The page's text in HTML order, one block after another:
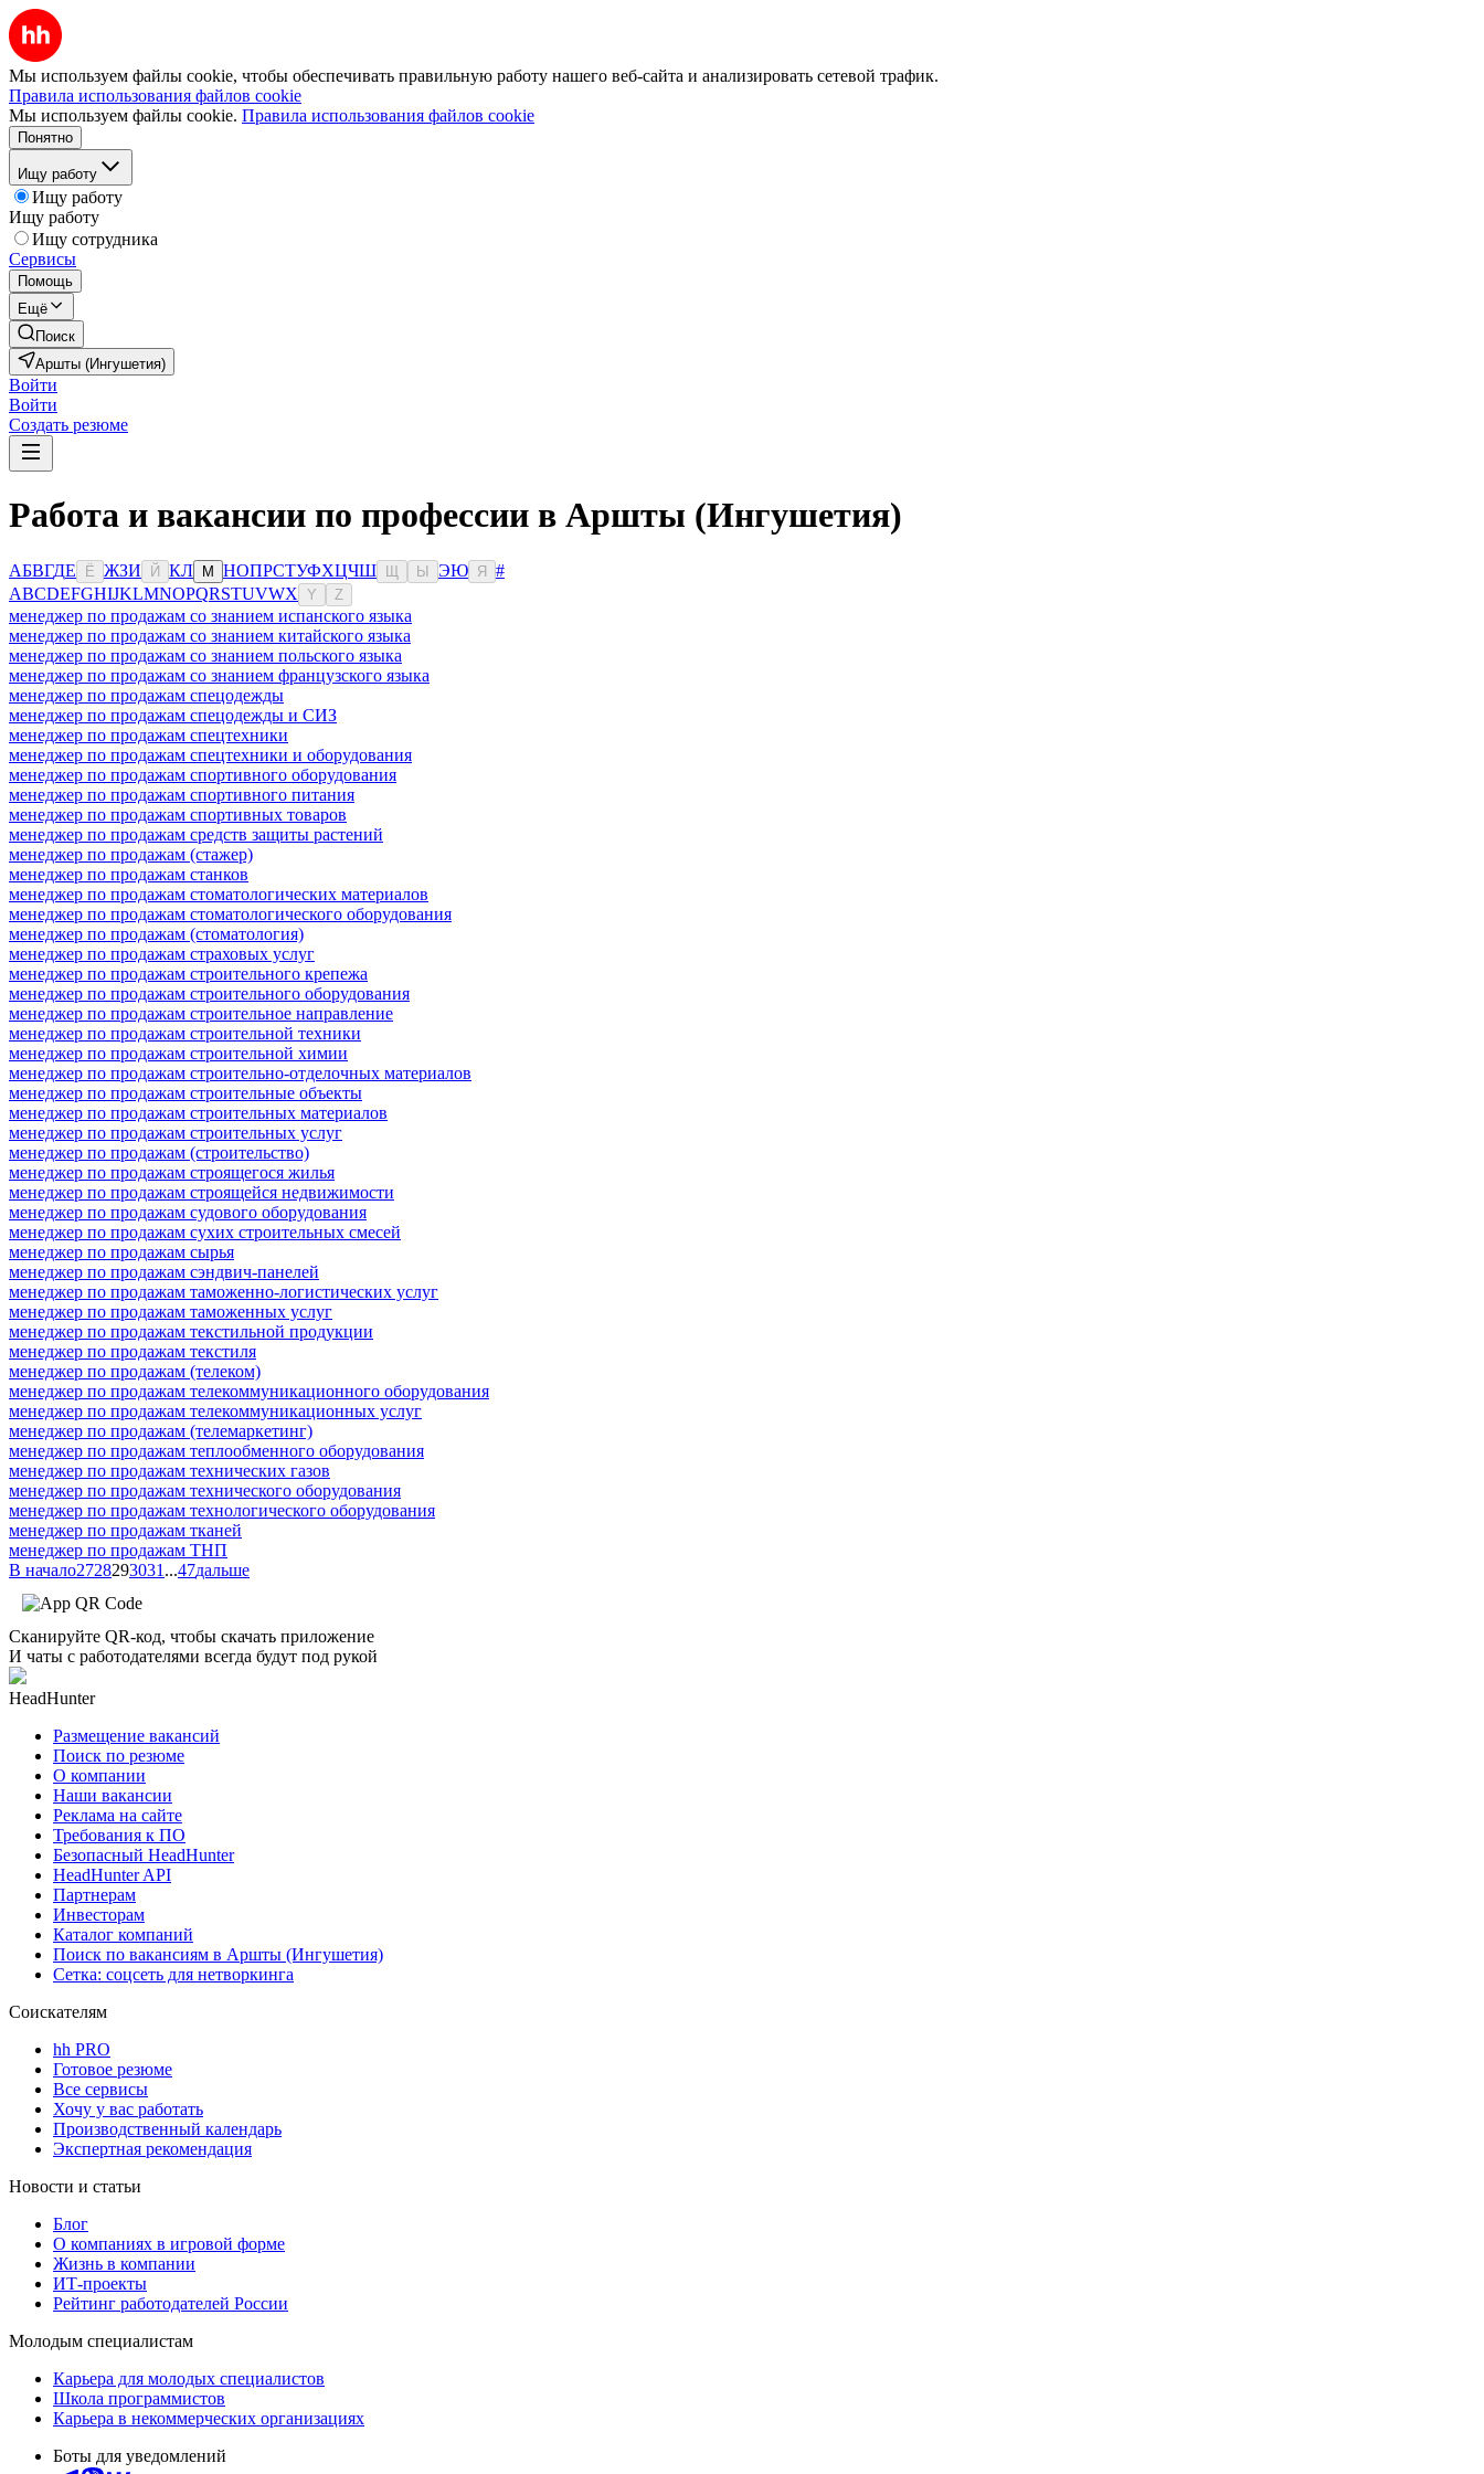
Мы используем файлы cookie, чтобы обеспечивать правильную работу нашего веб-сайта и анализировать сетевой трафик.
Правила использования файлов cookie
Мы используем файлы cookie. Правила использования файлов cookie
Понятно
Ищу работу
Ищу работу
Ищу работу
Ищу сотрудника
Сервисы
Помощь
Ещё
Поиск
Аршты (Ингушетия)
Войти
Войти
Создать резюме
Работа и вакансии по профессии в Аршты (Ингушетия)
АБВГДЕ Ё ЖЗИ Й КЛ М НОПРСТУФХЦЧШ Ы ЭЮ Я
#
ABCDEFGHIJKLMNOPQRSTUVWX Y Z
менеджер по продажам со знанием испанского языка
менеджер по продажам со знанием китайского языка
менеджер по продажам со знанием польского языка
менеджер по продажам со знанием французского языка
менеджер по продажам спецодежды
менеджер по продажам спецодежды и СИЗ
менеджер по продажам спецтехники
менеджер по продажам спецтехники и оборудования
менеджер по продажам спортивного оборудования
менеджер по продажам спортивного питания
менеджер по продажам спортивных товаров
менеджер по продажам средств защиты растений
менеджер по продажам (стажер)
менеджер по продажам станков
менеджер по продажам стоматологических материалов
менеджер по продажам стоматологического оборудования
менеджер по продажам (стоматология)
менеджер по продажам страховых услуг
менеджер по продажам строительного крепежа
менеджер по продажам строительного оборудования
менеджер по продажам строительное направление
менеджер по продажам строительной техники
менеджер по продажам строительной химии
менеджер по продажам строительно-отделочных материалов
менеджер по продажам строительные объекты
менеджер по продажам строительных материалов
менеджер по продажам строительных услуг
менеджер по продажам (строительство)
менеджер по продажам строящегося жилья
менеджер по продажам строящейся недвижимости
менеджер по продажам судового оборудования
менеджер по продажам сухих строительных смесей
менеджер по продажам сырья
менеджер по продажам сэндвич-панелей
менеджер по продажам таможенно-логистических услуг
менеджер по продажам таможенных услуг
менеджер по продажам текстильной продукции
менеджер по продажам текстиля
менеджер по продажам (телеком)
менеджер по продажам телекоммуникационного оборудования
менеджер по продажам телекоммуникационных услуг
менеджер по продажам (телемаркетинг)
менеджер по продажам теплообменного оборудования
менеджер по продажам технических газов
менеджер по продажам технического оборудования
менеджер по продажам технологического оборудования
менеджер по продажам тканей
менеджер по продажам ТНП
В начало2728293031 ...47дальше
Сканируйте QR-код, чтобы скачать приложение
И чаты с работодателями всегда будут под рукой
HeadHunter
Размещение вакансий
Поиск по резюме
О компании
Наши вакансии
Реклама на сайте
Требования к ПО
Безопасный HeadHunter
HeadHunter API
Партнерам
Инвесторам
Каталог компаний
Поиск по вакансиям в Аршты (Ингушетия)
Сетка: соцсеть для нетворкинга
Соискателям
hh PRO
Готовое резюме
Все сервисы
Хочу у вас работать
Производственный календарь
Экспертная рекомендация
Новости и статьи
Блог
О компаниях в игровой форме
Жизнь в компании
ИТ-проекты
Рейтинг работодателей России
Молодым специалистам
Карьера для молодых специалистов
Школа программистов
Карьера в некоммерческих организациях
Боты для уведомлений